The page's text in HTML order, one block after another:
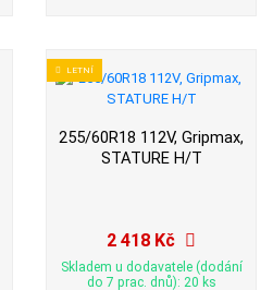
LETNÍ
255/60R18 112V, Gripmax,
STATURE H/T
2 418 Kč
Skladem u dodavatele (dodání
do 7 prac. dnů): 20 ks